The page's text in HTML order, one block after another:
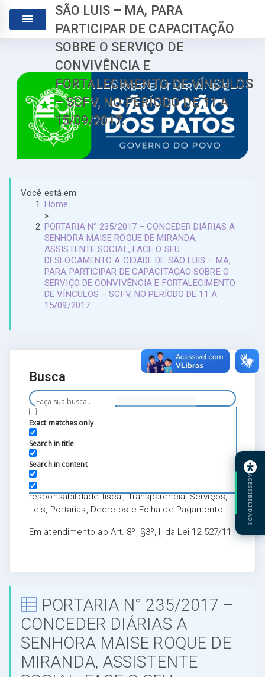
SÃO LUIS – MA, PARA
PARTICIPAR DE CAPACITAÇÃO
SOBRE O SERVIÇO DE
CONVIVÊNCIA E
FORTALECIMENTO DE VÍNCULOS
– SCFV, NO PERÍODO DE 11 A
15/09/2017.
Você está em:
Home
»
PORTARIA N° 235/2017 – CONCEDER DIÁRIAS A
SENHORA MAISE ROQUE DE MIRANDA,
ASSISTENTE SOCIAL, FACE O SEU
DESLOCAMENTO A CIDADE DE SÃO LUIS – MA,
PARA PARTICIPAR DE CAPACITAÇÃO SOBRE O
SERVIÇO DE CONVIVÊNCIA E FORTALECIMENTO
DE VÍNCULOS – SCFV, NO PERÍODO DE 11 A
15/09/2017.
Busca
Exact matches only
Search in title
Search in content
A pesquisa realizada nessa
página leva em consideração as
seguintes categorias:
Comunicação, Lei de acesso à informação, Lei de
responsabilidade fiscal, Transparência, Serviços,
Leis, Portarias, Decretos e Folha de Pagamento.
Em atendimento ao Art. 8º, §3º, I, da Lei 12.527/11
PORTARIA N° 235/2017 –
CONCEDER DIÁRIAS A
SENHORA MAISE ROQUE DE
MIRANDA, ASSISTENTE
ACESSIBILIDADE